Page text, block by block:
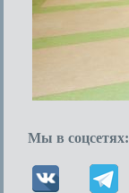
Мы в соцсетях: